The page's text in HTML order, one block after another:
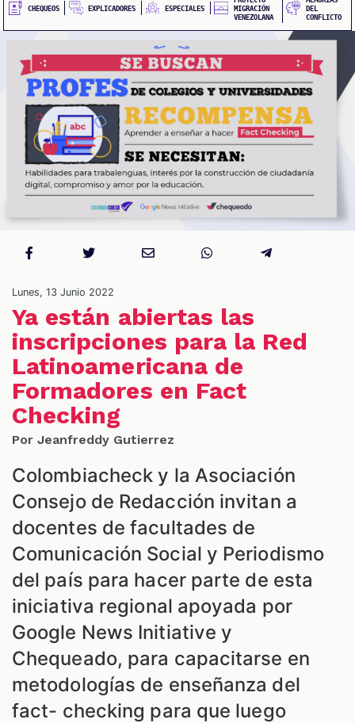
CHEQUEOS EXPLICADORES ESPECIALES
MIGRACIÓN
VENEZOLANA
DEL
CONFLICTO
Lunes, 13 Junio 2022
Ya están abiertas las
inscripciones para la Red
Latinoamericana de
Formadores en Fact
Checking
Por Jeanfreddy Gutierrez
Colombiacheck y la Asociación
Consejo de Redacción invitan a
docentes de facultades de
Comunicación Social y Periodismo
del país para hacer parte de esta
iniciativa regional apoyada por
Google News Initiative y
Chequeado, para capacitarse en
metodologías de enseñanza del
fact- checking para que luego